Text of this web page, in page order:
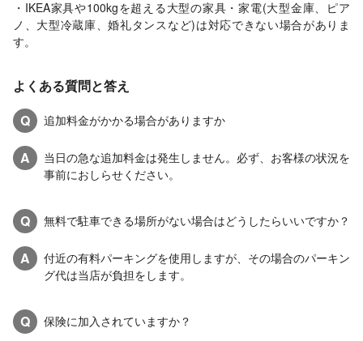
・IKEA家具や100kgを超える大型の家具・家電(大型金庫、ピア
ノ、大型冷蔵庫、婚礼タンスなど)は対応できない場合がありま
す。
よくある質問と答え
Q
追加料金がかかる場合がありますか
A
当日の急な追加料金は発生しません。必ず、お客様の状況を
事前におしらせください。
Q 無料で駐車できる場所がない場合はどうしたらいいですか？
A
付近の有料パーキングを使用しますが、その場合のパーキン
グ代は当店が負担をします。
Q 保険に加入されていますか？